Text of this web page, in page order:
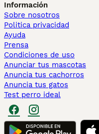
Información
Sobre nosotros
Politica privacidad
Ayuda
Prensa
Condiciones de uso
Anunciar tus mascotas
Anuncia tus cachorros
Anuncia tus gatos
Test perro ideal